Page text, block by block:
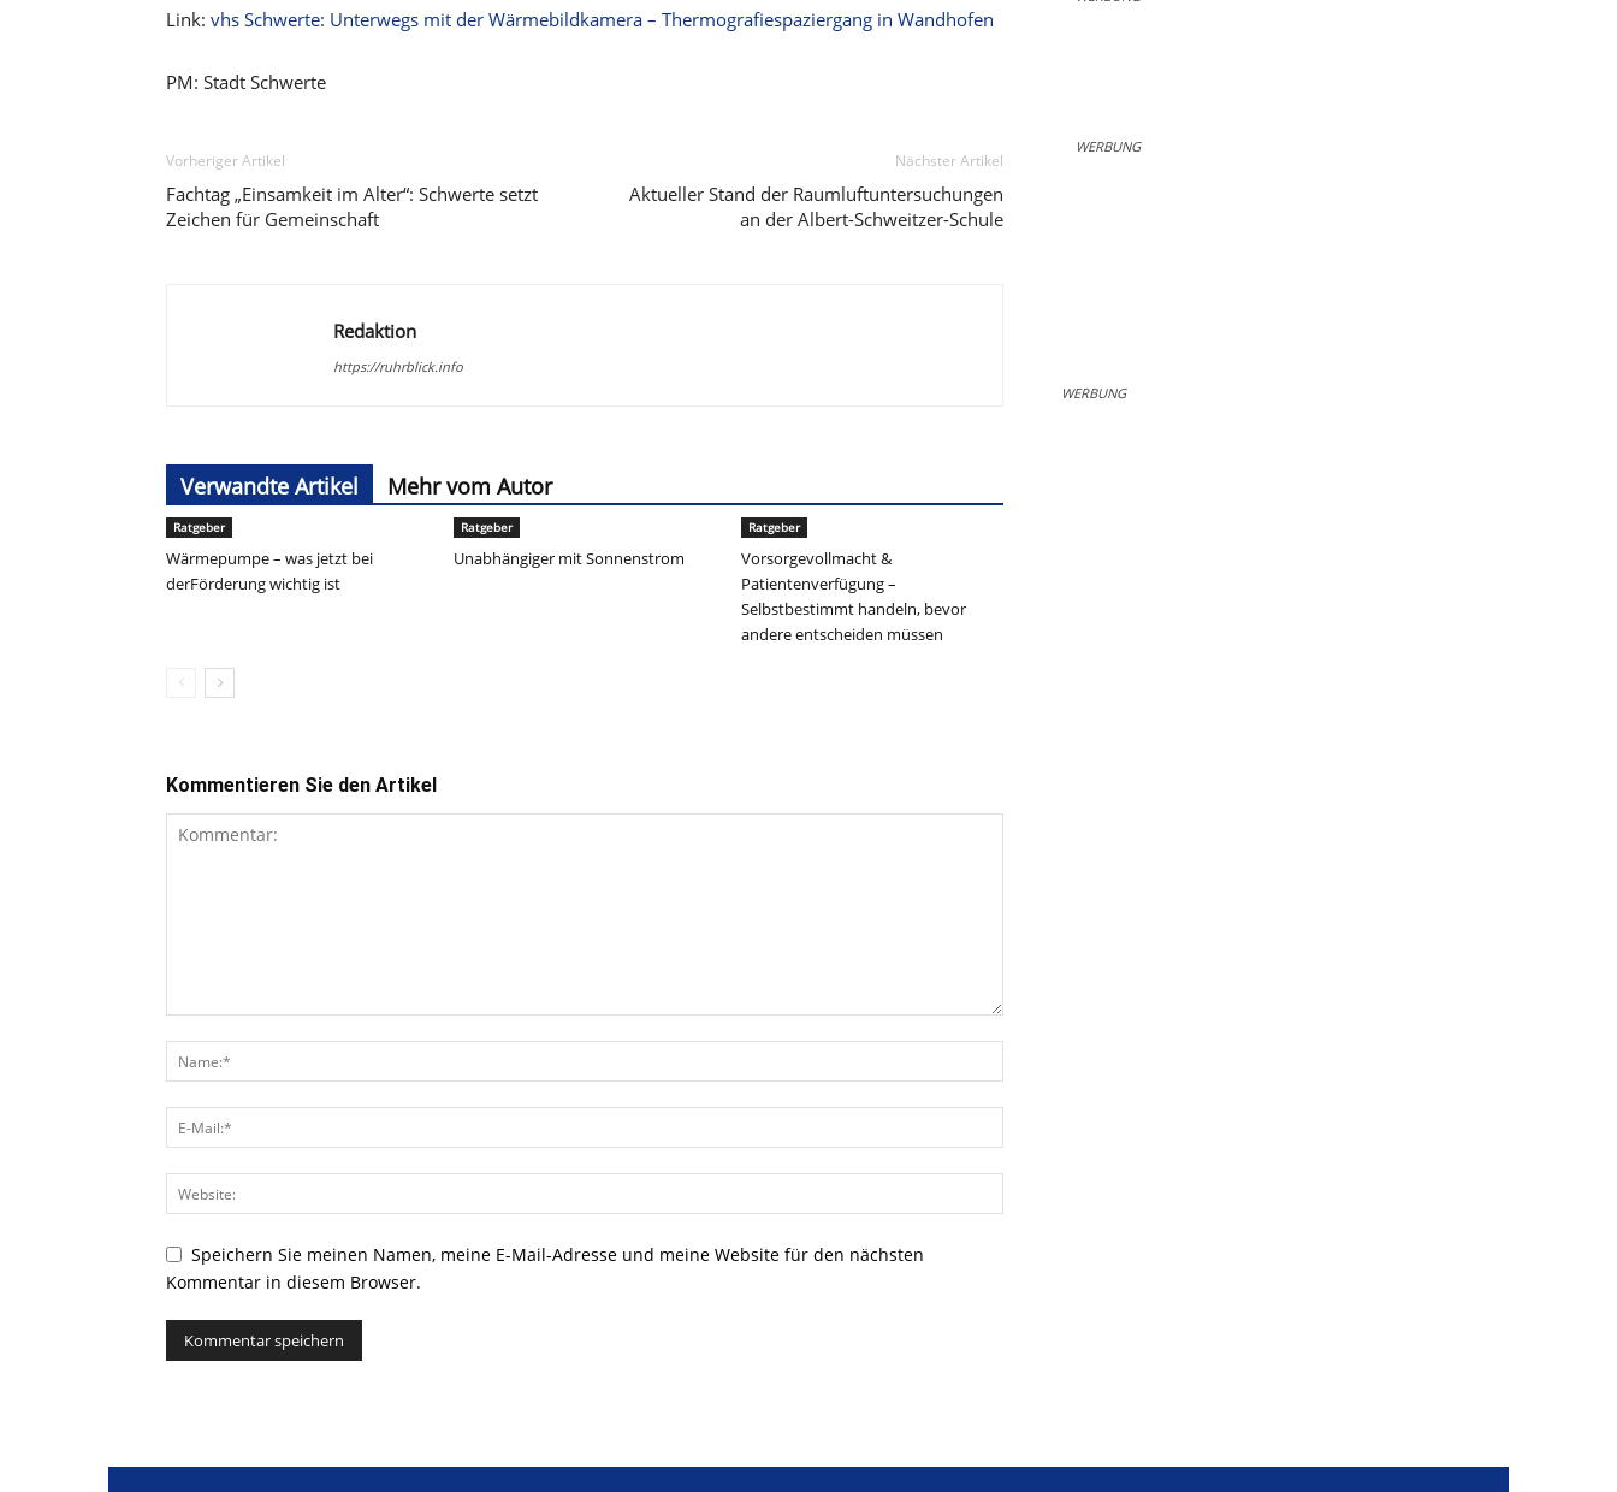
Link: vhs Schwerte: Unterwegs mit der Wärmebildkamera – Thermografiespaziergang in Wandhofen
PM: Stadt Schwerte
Vorheriger Artikel
Fachtag „Einsamkeit im Alter“: Schwerte setzt
Zeichen für Gemeinschaft
Nächster Artikel
Aktueller Stand der Raumluftuntersuchungen
an der Albert-Schweitzer-Schule
Redaktion
https://ruhrblick.info
Verwandte Artikel Mehr vom Autor
Ratgeber
Wärmepumpe – was jetzt bei
derFörderung wichtig ist
Ratgeber
Unabhängiger mit Sonnenstrom
Ratgeber
Vorsorgevollmacht &
Patientenverfügung –
Selbstbestimmt handeln, bevor
andere entscheiden müssen
Kommentieren Sie den Artikel
Speichern Sie meinen Namen, meine E-Mail-Adresse und meine Website für den nächsten
Kommentar in diesem Browser.
WERBUNG
WERBUNG